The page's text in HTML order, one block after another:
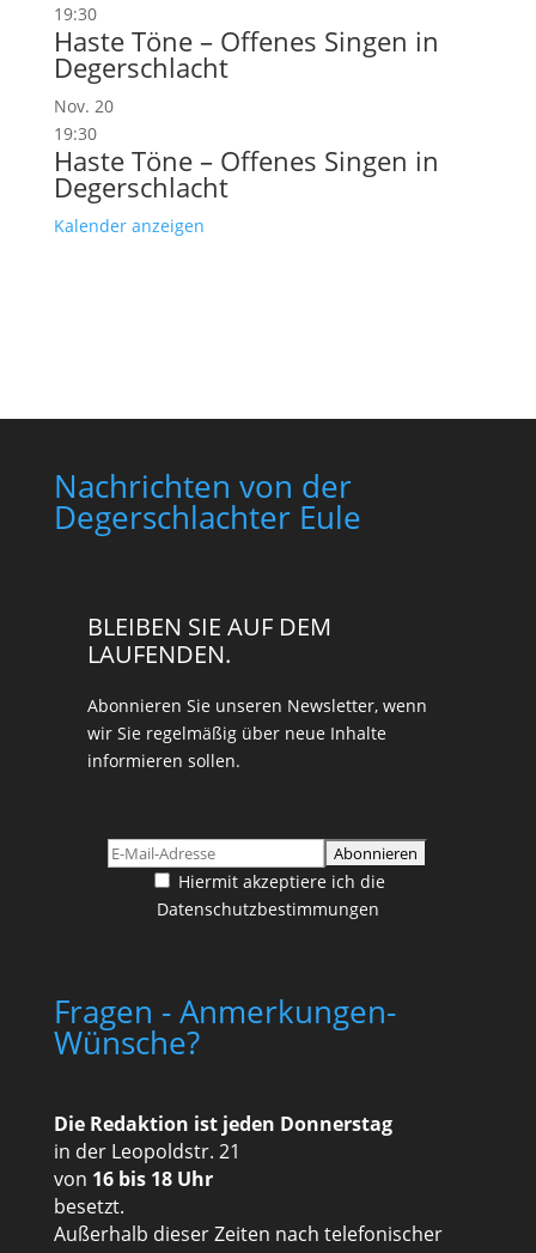
19:30
Haste Töne – Offenes Singen in
Degerschlacht
Nov. 20
19:30
Haste Töne – Offenes Singen in
Degerschlacht
Kalender anzeigen
Nachrichten von der
Degerschlachter Eule
BLEIBEN SIE AUF DEM
LAUFENDEN.
Abonnieren Sie unseren Newsletter, wenn
wir Sie regelmäßig über neue Inhalte
informieren sollen.
Hiermit akzeptiere ich die
Datenschutzbestimmungen
Fragen - Anmerkungen-
Wünsche?
Die Redaktion ist jeden Donnerstag
in der Leopoldstr. 21
von 16 bis 18 Uhr
besetzt.
Außerhalb dieser Zeiten nach telefonischer